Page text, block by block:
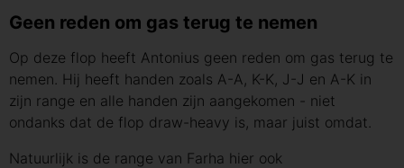
Geen reden om gas terug te nemen
Op deze flop heeft Antonius geen reden om gas terug te
nemen. Hij heeft handen zoals A-A, K-K, J-J en A-K in
zijn range en alle handen zijn aangekomen - niet
ondanks dat de flop draw-heavy is, maar juist omdat.
Natuurlijk is de range van Farha hier ook